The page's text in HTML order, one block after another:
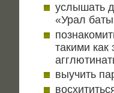
услы­шать
«Урал
таки­ми как
выучить